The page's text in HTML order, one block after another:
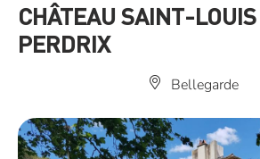
CHÂTEAU SAINT-
PERDRIX
Bellegarde